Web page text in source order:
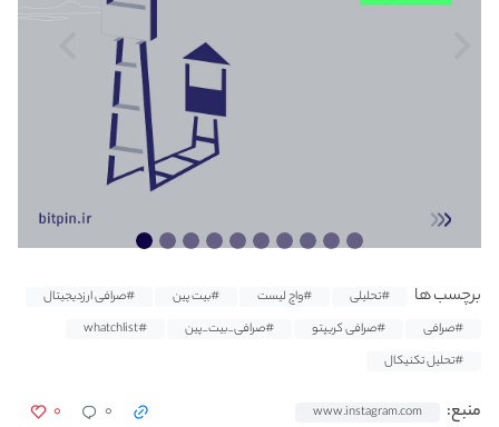
برچسب ها #تحلیلی #واچ لیست #بیت پین
#صرافی ارزدیجیتال
#صرافی
#صرافی کریپتو #صرافی_بیت_پین
#whatchlist
#تحلیل تکنیکال
منبع: www.instagram.com ۰ ۰